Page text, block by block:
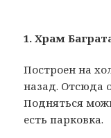
1. Храм
Построен на
назад. Отсюда
Подняться
есть парковка.